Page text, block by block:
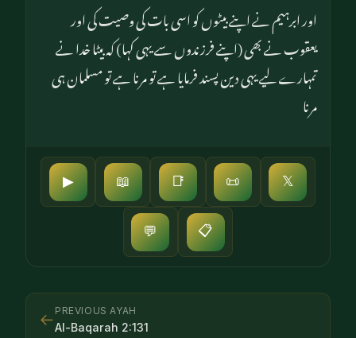
اور ابرہیم نے اپنے بیٹوں کو اسی بات کی وصیت کی اور
یعقوب نے بھی (اپنے فرزندوں سے یہی کہا) کہ بیٹا خدا نے
تمہارے لیے یہی دین پسند فرمایا ہے تو مرنا ہے تو مسلمان ہی
مرنا
▶ 📖 📑 📜 𝕏
💬 📋
← PREVIOUS AYAH
Al-Baqarah 2:131